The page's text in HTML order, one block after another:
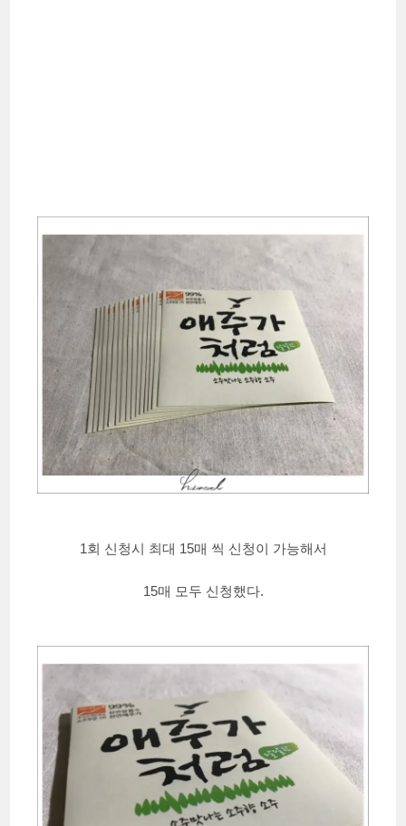
1회 신청시 최대 15매 씩 신청이 가능해서
15매 모두 신청했다.